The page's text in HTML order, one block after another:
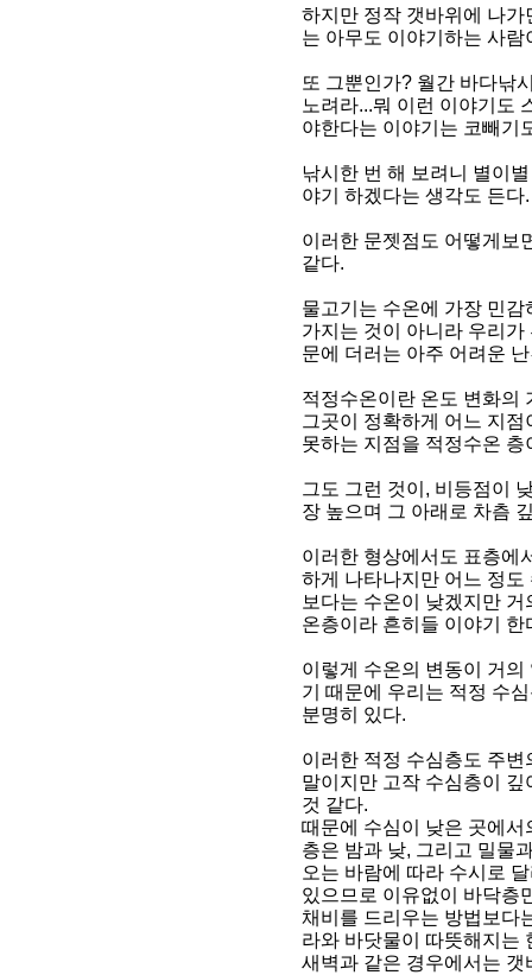
하지만 정작 갯바위에 나
는 아무도 이야기하는 사람
또 그뿐인가? 월간 바다낚
노려라...뭐 이런 이야기도
야한다는 이야기는 코빼기
낚시한 번 해 보려니 별이
야기 하겠다는 생각도 든다.
이러한 문젯점도 어떻게보
같다.
물고기는 수온에 가장 민
가지는 것이 아니라 우리
문에 더러는 아주 어려운
적정수온이란 온도 변화의
그곳이 정확하게 어느 지
못하는 지점을 적정수온 층
그도 그런 것이, 비등점이
장 높으며 그 아래로 차츰
이러한 형상에서도 표층에
하게 나타나지만 어느 정
보다는 수온이 낮겠지만
온층이라 흔히들 이야기 한
이렇게 수온의 변동이 거
기 때문에 우리는 적정 수
분명히 있다.
이러한 적정 수심층도 주
말이지만 고작 수심층이
것 같다.
때문에 수심이 낮은 곳에서
층은 밤과 낮, 그리고 밀물
오는 바람에 따라 수시로
있으므로 이유없이 바닥층
채비를 드리우는 방법보다
라와 바닷물이 따뜻해지는
새벽과 같은 경우에서는 갯